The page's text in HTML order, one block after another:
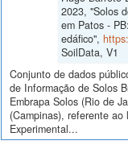
2023, "Solos
em Patos -
edáfico",
SoilData, V1
Conjunto de dados
de Informação de Solos
Embrapa Solos (Rio de
(Campinas), referente
Experimental...